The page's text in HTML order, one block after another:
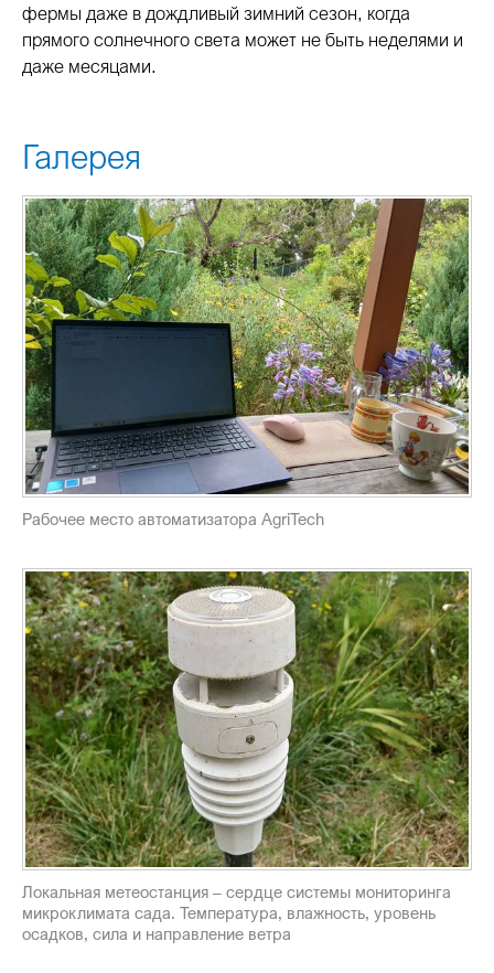
фермы даже в дождливый зимний сезон, когда
прямого солнечного света может не быть неделями и
даже месяцами.
Галерея
Рабочее место автоматизатора AgriTech
Локальная метеостанция – сердце системы мониторинга
микроклимата сада. Температура, влажность, уровень
осадков, сила и направление ветра